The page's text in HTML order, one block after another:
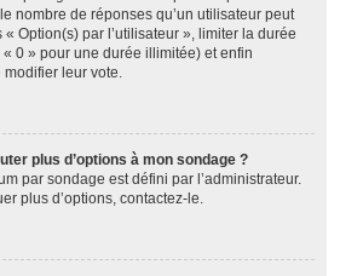
nombre de réponses qu’un utilisateur peut
Option(s) par l’utilisateur », limiter la durée
0 » pour une durée illimitée) et enfin
leur vote.
plus d’options à mon sondage ?
par sondage est défini par l’administrateur.
plus d’options, contactez-le.